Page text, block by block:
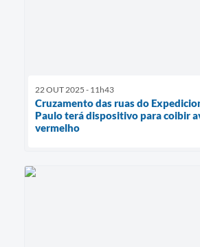
22 OUT 2025 - 11h43
Cruzamento das ruas do
Paulo terá dispositivo para coibir
vermelho